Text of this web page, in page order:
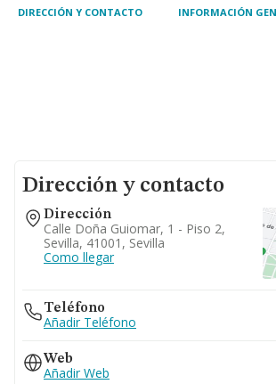
DIRECCIÓN Y CONTACTO INFORMACIÓN
Dirección y contacto
Dirección
Calle Doña Guiomar, 1 - Piso 2,
Sevilla, 41001, Sevilla
Como llegar
Teléfono
Añadir Teléfono
Web
Añadir Web